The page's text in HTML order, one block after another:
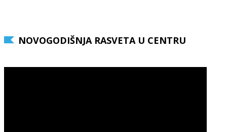
NOVOGODIŠNJA RASVETA U CENTRU